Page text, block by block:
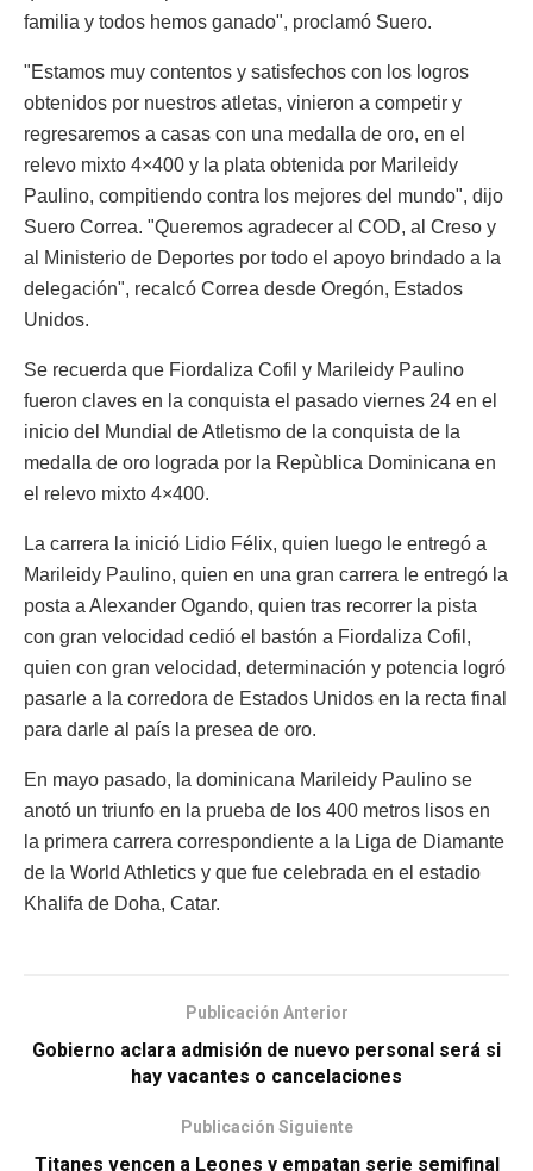
familia y todos hemos ganado", proclamó Suero.
"Estamos muy contentos y satisfechos con los logros
obtenidos por nuestros atletas, vinieron a competir y
regresaremos a casas con una medalla de oro, en el
relevo mixto 4×400 y la plata obtenida por Marileidy
Paulino, compitiendo contra los mejores del mundo", dijo
Suero Correa. "Queremos agradecer al COD, al Creso y
al Ministerio de Deportes por todo el apoyo brindado a la
delegación", recalcó Correa desde Oregón, Estados
Unidos.
Se recuerda que Fiordaliza Cofil y Marileidy Paulino
fueron claves en la conquista el pasado viernes 24 en el
inicio del Mundial de Atletismo de la conquista de la
medalla de oro lograda por la Repùblica Dominicana en
el relevo mixto 4×400.
La carrera la inició Lidio Félix, quien luego le entregó a
Marileidy Paulino, quien en una gran carrera le entregó la
posta a Alexander Ogando, quien tras recorrer la pista
con gran velocidad cedió el bastón a Fiordaliza Cofil,
quien con gran velocidad, determinación y potencia logró
pasarle a la corredora de Estados Unidos en la recta final
para darle al país la presea de oro.
En mayo pasado, la dominicana Marileidy Paulino se
anotó un triunfo en la prueba de los 400 metros lisos en
la primera carrera correspondiente a la Liga de Diamante
de la World Athletics y que fue celebrada en el estadio
Khalifa de Doha, Catar.
Publicación Anterior
Gobierno aclara admisión de nuevo personal será si
hay vacantes o cancelaciones
Publicación Siguiente
Titanes vencen a Leones y empatan serie semifinal